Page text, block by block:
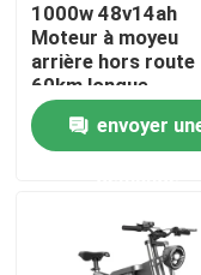
Vélo électrique
Vélo électrique à
1000w 48v14ah
Moteur à moyeu
arrière hors route
60km longue
endurance
envoyer